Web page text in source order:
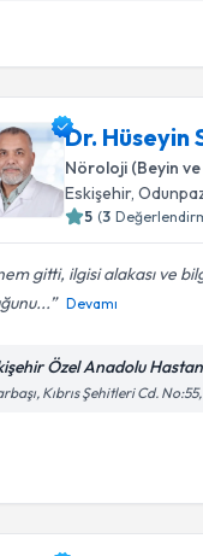
Dr. Hüseyin
Nöroloji (Beyin ve
Eskişehir,
5 (3
gitti, ilgisi alakası ve
Devamı
Özel Anadolu
Kıbrıs Şehitleri Cd.